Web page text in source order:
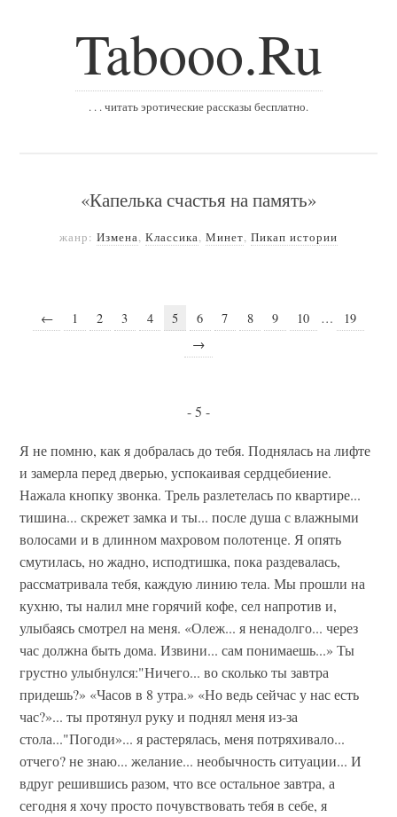
Tabooo.Ru
. . . читать эротические рассказы бесплатно.
«Капелька счастья на память»
жанр: Измена, Классика, Минет, Пикап истории
← 1 2 3 4 5 6 7 8 9 10 …
19
→
- 5 -
Я не помню, как я добралась до тебя. Поднялась на лифте
и замерла перед дверью, успокаивая сердцебиение.
Нажала кнопку звонка. Трель разлетелась по квартире...
тишина... скрежет замка и ты... после душа с влажными
волосами и в длинном махровом полотенце. Я опять
смутилась, но жадно, исподтишка, пока раздевалась,
рассматривала тебя, каждую линию тела. Мы прошли на
кухню, ты налил мне горячий кофе, сел напротив и,
улыбаясь смотрел на меня. «Олеж... я ненадолго... через
час должна быть дома. Извини... сам понимаешь...» Ты
грустно улыбнулся:"Ничего... во сколько ты завтра
придешь?» «Часов в 8 утра.» «Но ведь сейчас у нас есть
час?»... ты протянул руку и поднял меня из-за
стола..."Погоди»... я растерялась, меня потряхивало...
отчего? не знаю... желание... необычность ситуации... И
вдруг решившись разом, что все остальное завтра, а
сегодня я хочу просто почувствовать тебя в себе, я